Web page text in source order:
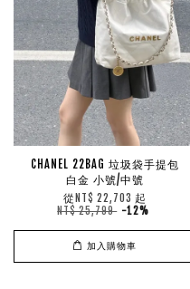
CHANEL 22BAG 垃圾袋手提包
白金 小號/中號
從 NT$ 22,703 起
NT$ 25,799 -12%
加入購物車